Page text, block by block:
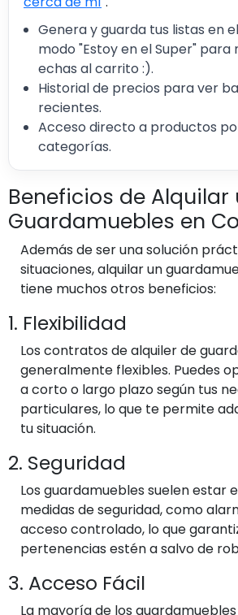
Genera y guarda tus listas en
modo "Estoy en el Super"
echas al carrito :).
Historial de precios para ver
recientes.
Acceso directo a productos
categorías.
Beneficios de Alquilar
Guardamuebles en
Además de ser una solución
situaciones, alquilar un
tiene muchos otros beneficios:
1. Flexibilidad
Los contratos de alquiler de
generalmente flexibles. Puedes
a corto o largo plazo según tus
particulares, lo que te permite
tu situación.
2. Seguridad
Los guardamuebles suelen estar
medidas de seguridad, como
acceso controlado, lo que
pertenencias estén a salvo de
3. Acceso Fácil
La mayoría de los